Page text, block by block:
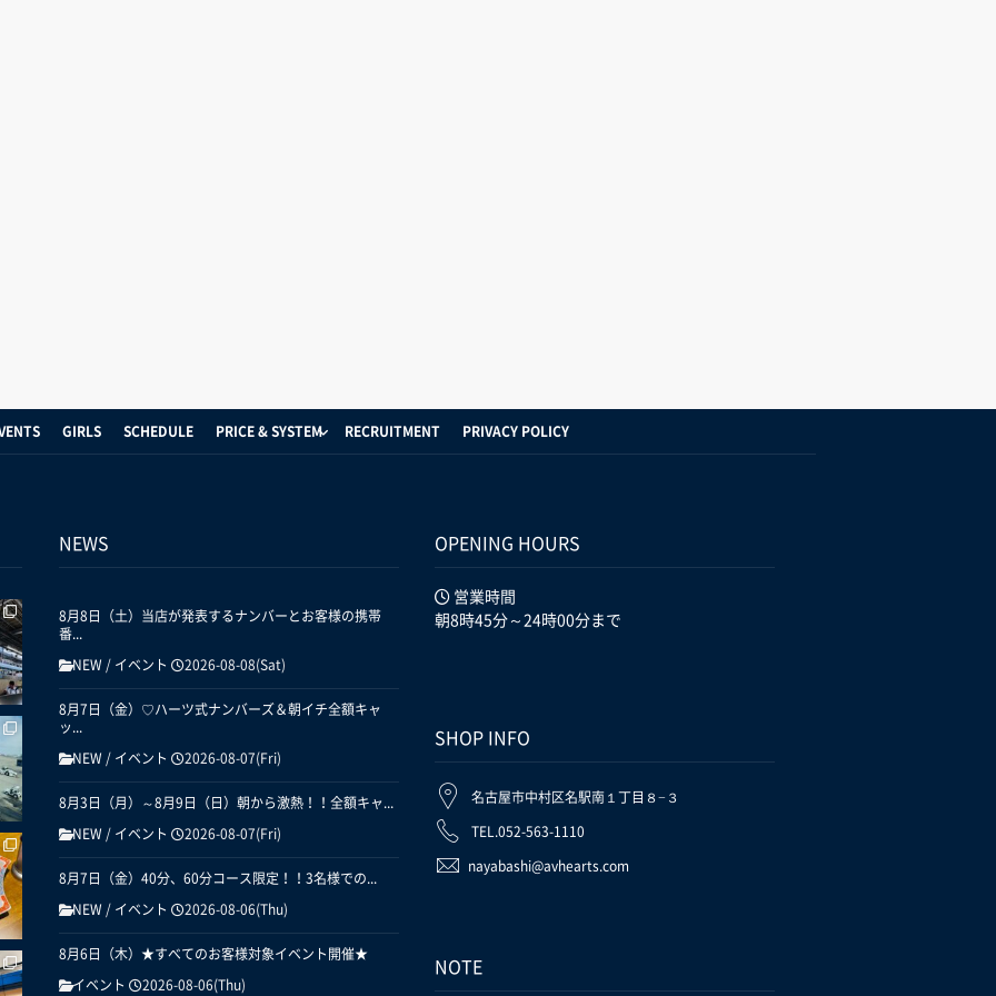
GIRLS SCHEDULE PRICE & SYSTEM RECRUITMENT PRIVACY POLICY
NEWS
8月8日（土）当店が発表するナンバーとお客様の携帯
番...
NEW / イベント 2026-08-08(Sat)
8月7日（金）♡ハーツ式ナンバーズ＆朝イチ全額キャ
ッ...
NEW / イベント 2026-08-07(Fri)
8月3日（月）～8月9日（日）朝から激熱！！全額キャ...
NEW / イベント 2026-08-07(Fri)
8月7日（金）40分、60分コース限定！！3名様での...
NEW / イベント 2026-08-06(Thu)
8月6日（木）★すべてのお客様対象イベント開催★
イベント 2026-08-06(Thu)
OPENING HOURS
営業時間
朝8時45分～24時00分まで
SHOP INFO
名古屋市中村区名駅南１丁目８−３
TEL.052-563-1110
nayabashi@avhearts.com
NOTE